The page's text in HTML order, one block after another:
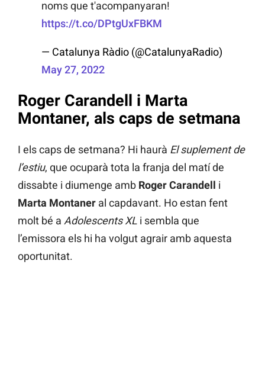
noms que t'acompanyaran!
https://t.co/DPtgUxFBKM
— Catalunya Ràdio (@CatalunyaRadio)
May 27, 2022
Roger Carandell i Marta
Montaner, als caps de setmana
I els caps de setmana? Hi haurà El suplement de
l’estiu, que ocuparà tota la franja del matí de
dissabte i diumenge amb Roger Carandell i
Marta Montaner al capdavant. Ho estan fent
molt bé a Adolescents XL i sembla que
l’emissora els hi ha volgut agrair amb aquesta
oportunitat.